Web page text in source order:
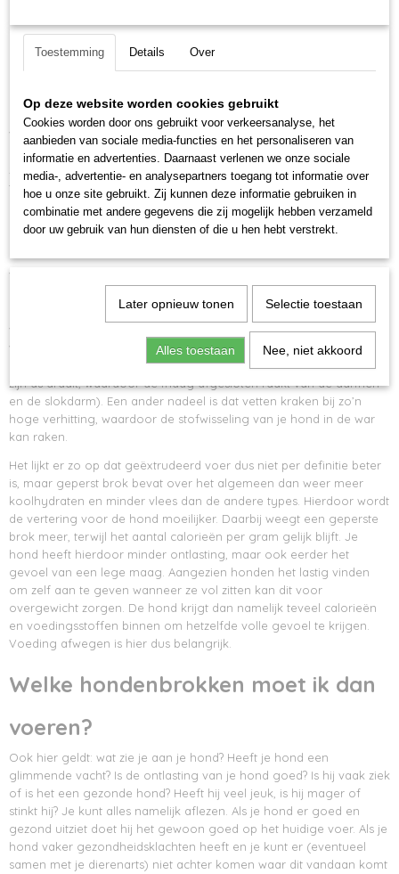
koudgeperste olie of koudgeperst vet is er minder sprake van
bewerking, waardoor het iets gezonder kan zijn. Geperste
hondenbrokken vallen makkelijker uit elkaar in de maag van je
Geëxtrudeerde hondenbrokken worden op hoge temperatuur
verhit, sowieso boven de 100 graden. De ingrediënten zetten juist
uit, waardoor kauwen gestimuleerd wordt. Deze brokken zuigen
zich vol in de maag. Geëxpandeerde hondenbrokken zitten hier
tussenin. Dit voer is zwaarder dan geperst brok, maar lichter dan
geëxtrudeerd voer.
Vroeger werden granen niet vooraf bewerkt en was extruderen
Nu worden granen wel bewerkt dus maakt dit niet uit. Een nadeel
van geëxtrudeerd voer is dat de brokken uitzetten en dus groter
worden qua volume, dit vergroot de kans op maagtorsie (ook wel
maagkanteling genoemd, waarbij de maag binnen de buikholte om
zijn as draait, waardoor de maag afgesloten raakt van de darmen
en de slokdarm). Een ander nadeel is dat vetten kraken bij zo’n
hoge verhitting, waardoor de stofwisseling van je hond in de war
kan raken.
Het lijkt er zo op dat geëxtrudeerd voer dus niet per definitie beter
is, maar geperst brok bevat over het algemeen dan weer meer
koolhydraten en minder vlees dan de andere types. Hierdoor wordt
de vertering voor de hond moeilijker. Daarbij weegt een geperste
brok meer, terwijl het aantal calorieën per gram gelijk blijft. Je
hond heeft hierdoor minder ontlasting, maar ook eerder het
gevoel van een lege maag. Aangezien honden het lastig vinden
om zelf aan te geven wanneer ze vol zitten kan dit voor
overgewicht zorgen. De hond krijgt dan namelijk teveel calorieën
en voedingsstoffen binnen om hetzelfde volle gevoel te krijgen.
Voeding afwegen is hier dus belangrijk.
Welke hondenbrokken moet ik dan
voeren?
Ook hier geldt: wat zie je aan je hond? Heeft je hond een
glimmende vacht? Is de ontlasting van je hond goed? Is hij vaak ziek
of is het een gezonde hond? Heeft hij veel jeuk, is hij mager of
stinkt hij? Je kunt alles namelijk aflezen. Als je hond er goed en
gezond uitziet doet hij het gewoon goed op het huidige voer. Als je
hond vaker gezondheidsklachten heeft en je kunt er (eventueel
samen met je dierenarts) niet achter komen waar dit vandaan komt
Toestemming Details Over
Op deze website worden cookies gebruikt
Cookies worden door ons gebruikt voor verkeersanalyse, het
aanbieden van sociale media-functies en het personaliseren van
informatie en advertenties. Daarnaast verlenen we onze sociale
media-, advertentie- en analysepartners toegang tot informatie over
hoe u onze site gebruikt. Zij kunnen deze informatie gebruiken in
combinatie met andere gegevens die zij mogelijk hebben verzameld
door uw gebruik van hun diensten of die u hen hebt verstrekt.
Later opnieuw tonen Selectie toestaan
Alles toestaan Nee, niet akkoord